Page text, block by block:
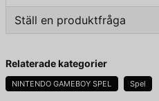
Asterix and Obelix is a side-
with Asterix, for instance in
Vitalstatistix can be seen) and
player gets a message from
The game takes place in
Britania, Helvetia, Grecia,
Ställ en produktfråga
Fråga oss något om
Relaterade kategorier
NINTENDO GAMEBOY SPEL Spel